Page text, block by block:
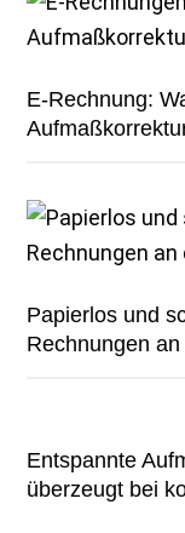
E-Rechnung:
Papierlos und
Rechnungen
Entspannte
überzeugt bei